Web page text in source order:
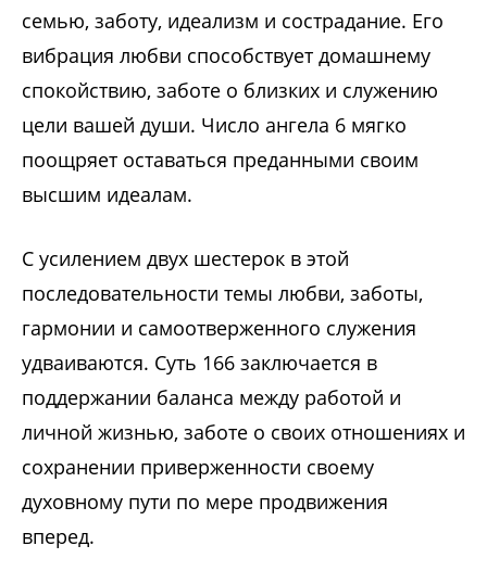
семью, заботу, идеализм и сострадание. Его
вибрация любви способствует домашнему
спокойствию, заботе о близких и служению
цели вашей души. Число ангела 6 мягко
поощряет оставаться преданными своим
высшим идеалам.
С усилением двух шестерок в этой
последовательности темы любви, заботы,
гармонии и самоотверженного служения
удваиваются. Суть 166 заключается в
поддержании баланса между работой и
личной жизнью, заботе о своих отношениях и
сохранении приверженности своему
духовному пути по мере продвижения
вперед.